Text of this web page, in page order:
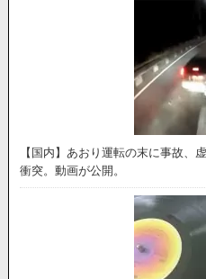
【国内】あおり運転の末に事故、
衝突。動画が公開。